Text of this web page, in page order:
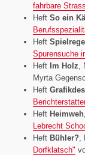
fahrbare
Heft So ein
Heft
Spurensuche
Heft Im Holz
Myrta
Heft
Heft Heimweh
Lebrecht
Heft Bühler?
Dorfklatsch"